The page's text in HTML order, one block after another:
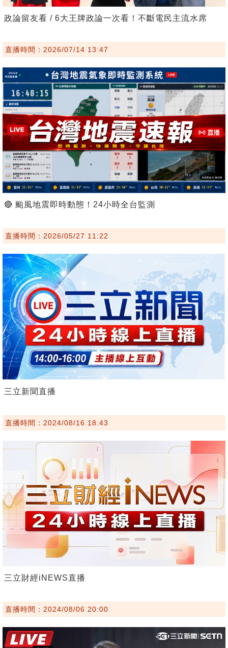
政論留友看 / 6大王牌政論一次看！不斷電民主流水席
直播時間：2026/07/14 13:47
🔴 颱風地震即時動態！24小時全台監測
直播時間：2026/05/27 11:22
三立新聞直播
直播時間：2024/08/16 18:43
三立財經iNEWS直播
直播時間：2024/08/06 20:00